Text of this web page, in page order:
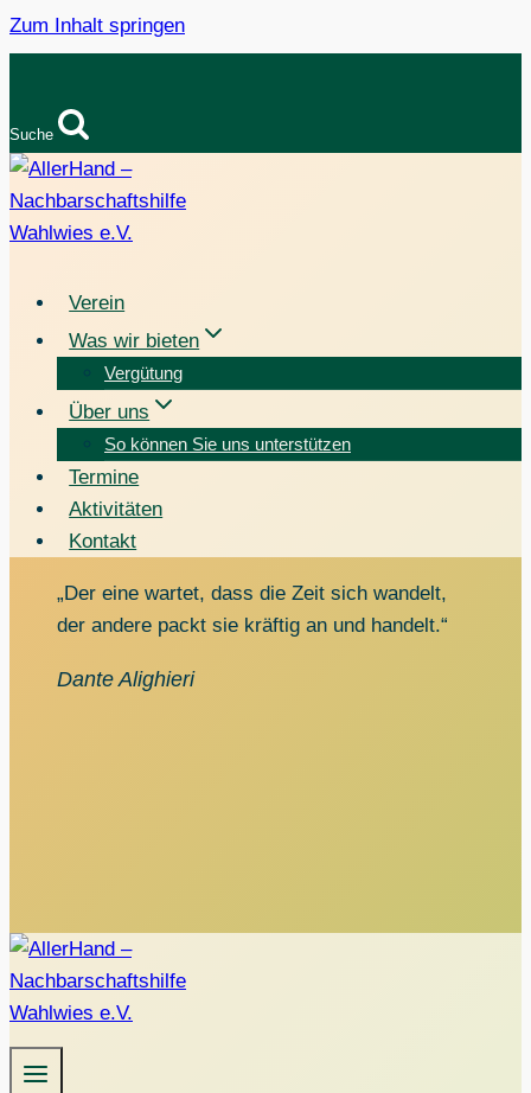
Zum Inhalt springen
Suche
Verein
Was wir bieten
Vergütung
Über uns
So können Sie uns unterstützen
Termine
Aktivitäten
Kontakt
„Der eine wartet, dass die Zeit sich wandelt,
der andere packt sie kräftig an und handelt.“
Dante Alighieri